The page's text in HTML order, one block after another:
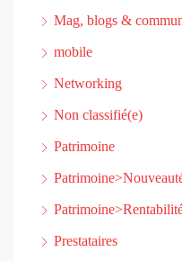
Mag, blogs &
mobile
Networking
Non classifié(e)
Patrimoine
Prestataires